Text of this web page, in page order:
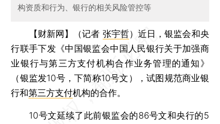
构资质和行为、银行的相关风险管控等
【财新网】（记者 张宇哲） 近日，银监会和央
行联手下发《中国银监会中国人民银行关于加强商
业银行与第三方支付机构合作业务管理的通知》
（银监发10号，下简称10号文），试图规范商业银
行和第三方支付机构的合作。
10号文延续了此前银监会的86号文和央行的5